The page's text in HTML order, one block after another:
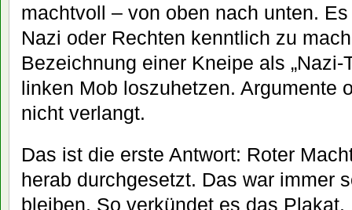
machtvoll – von oben nach unten.
Nazi oder Rechten kenntlich zu
Bezeichnung einer Kneipe als „Nazi-
linken Mob loszuhetzen. Argumente
nicht verlangt.
Das ist die erste Antwort: Roter
herab durchgesetzt. Das war immer
bleiben. So verkündet es das Plakat.